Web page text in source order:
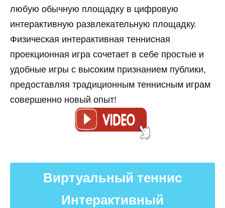
любую обычную площадку в цифровую
интерактивную развлекательную площадку.
Физическая интерактивная теннисная
проекционная игра сочетает в себе простые и
удобные игры с высоким признанием публики,
предоставляя традиционным теннисным играм
совершенно новый опыт!
Виртуальный теннис
Интерактивный